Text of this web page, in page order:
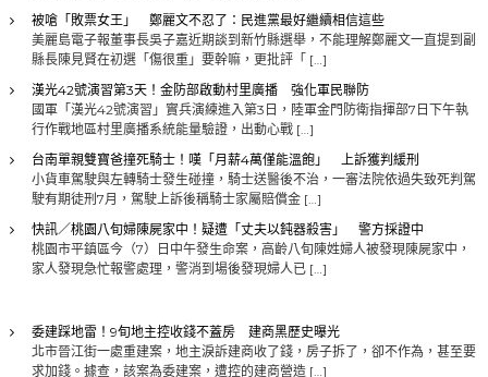
被嗆「敗票女王」 鄭麗文不忍了：民進黨最好繼續相信這些
美麗島電子報董事長吳子嘉近期談到新竹縣選舉，不能理解鄭麗文一直提到副
縣長陳見賢在初選「傷很重」要幹嘛，更批評「 […]
漢光42號演習第3天！金防部啟動村里廣播 強化軍民聯防
國軍「漢光42號演習」實兵演練進入第3日，陸軍金門防衛指揮部7日下午執
行作戰地區村里廣播系統能量驗證，出動心戰 […]
台南單親雙寶爸撞死騎士！嘆「月薪4萬僅能溫飽」 上訴獲判緩刑
小貨車駕駛與左轉騎士發生碰撞，騎士送醫後不治，一審法院依過失致死判駕
駛有期徒刑7月，駕駛上訴後稱騎士家屬賠償金 […]
快訊／桃園八旬婦陳屍家中！疑遭「丈夫以鈍器殺害」 警方採證中
桃園市平鎮區今（7）日中午發生命案，高齡八旬陳姓婦人被發現陳屍家中，
家人發現急忙報警處理，警消到場後發現婦人已 […]
委建踩地雷！9旬地主控收錢不蓋房 建商黑歷史曝光
北市晉江街一處重建案，地主淚訴建商收了錢，房子拆了，卻不作為，甚至要
求加錢。據查，該案為委建案，遭控的建商營造 […]